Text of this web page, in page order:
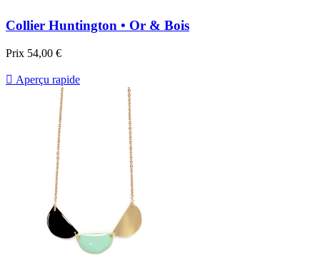
Collier Huntington • Or & Bois
Prix 54,00 €
 Aperçu rapide